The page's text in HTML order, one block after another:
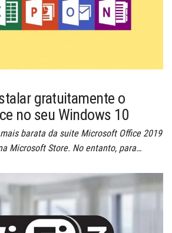
gratuitamente o
no seu Windows 10
barata da suite Microsoft Office 2019
Microsoft Store. No entanto, para…